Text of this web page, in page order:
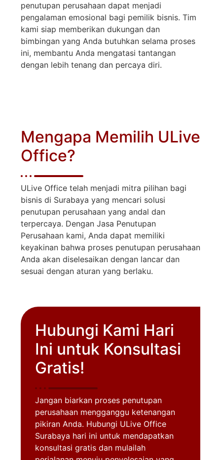
penutupan perusahaan dapat menjadi
pengalaman emosional bagi pemilik bisnis. Tim
kami siap memberikan dukungan dan
bimbingan yang Anda butuhkan selama proses
ini, membantu Anda mengatasi tantangan
dengan lebih tenang dan percaya diri.
Mengapa Memilih ULive
Office?
ULive Office telah menjadi mitra pilihan bagi
bisnis di Surabaya yang mencari solusi
penutupan perusahaan yang andal dan
terpercaya. Dengan Jasa Penutupan
Perusahaan kami, Anda dapat memiliki
keyakinan bahwa proses penutupan perusahaan
Anda akan diselesaikan dengan lancar dan
sesuai dengan aturan yang berlaku.
Hubungi Kami Hari
Ini untuk Konsultasi
Gratis!
Jangan biarkan proses penutupan
perusahaan mengganggu ketenangan
pikiran Anda. Hubungi ULive Office
Surabaya hari ini untuk mendapatkan
konsultasi gratis dan mulailah